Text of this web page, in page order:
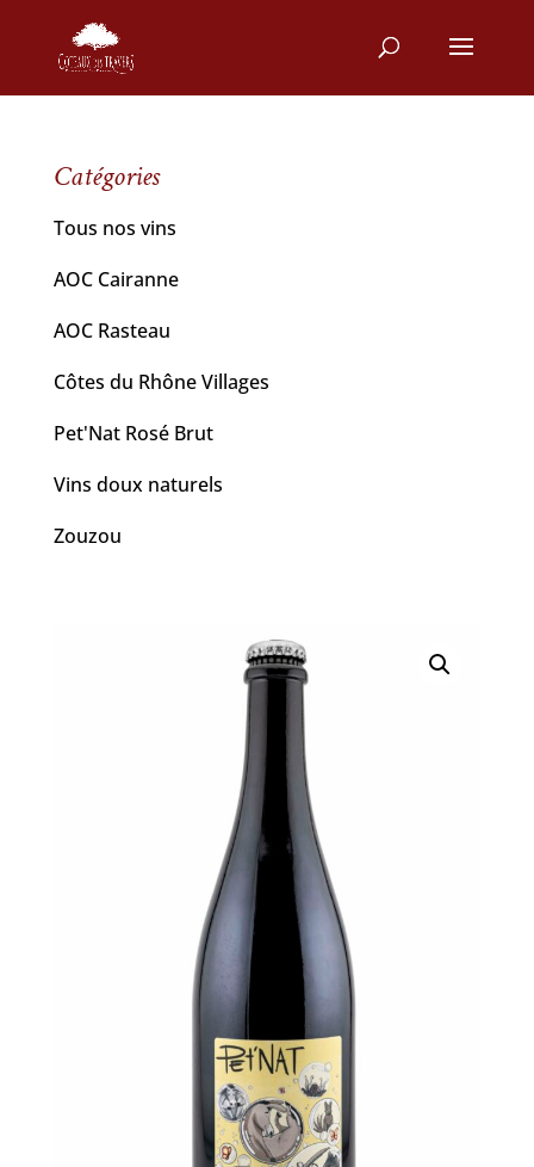
Catégories
Tous nos vins
AOC Cairanne
AOC Rasteau
Côtes du Rhône Villages
Pet'Nat Rosé Brut
Vins doux naturels
Zouzou